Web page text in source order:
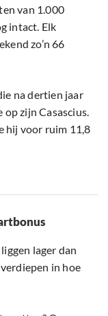
van 1.000
intact. Elk
zo’n 66
na dertien jaar
zijn Casascius.
hij voor ruim 11,8
lager dan
in hoe